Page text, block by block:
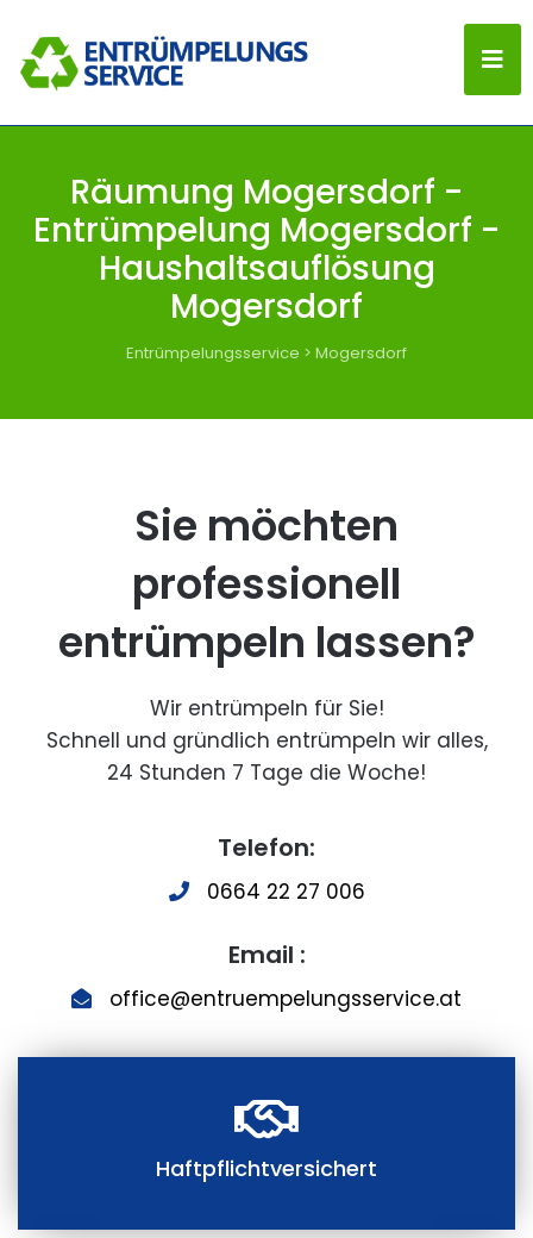
Räumung Mogersdorf -
Entrümpelung Mogersdorf -
Haushaltsauflösung
Mogersdorf
Entrümpelungsservice > Mogersdorf
Sie möchten
professionell
entrümpeln lassen?
Wir entrümpeln für Sie!
Schnell und gründlich entrümpeln wir alles,
24 Stunden 7 Tage die Woche!
Telefon:
0664 22 27 006
Email :
office@entruempelungsservice.at
Haftpflichtversichert